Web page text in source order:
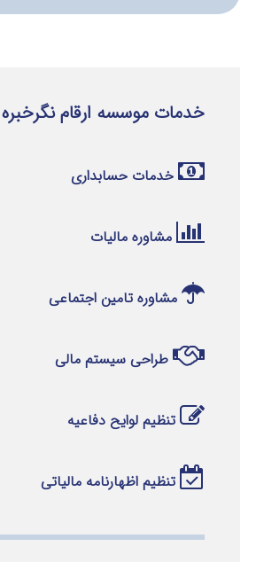
خدمات موسسه ارقام نگرخبره
خدمات حسابداری
مشاوره مالیات
مشاوره تامین اجتماعی
طراحی سیستم مالی
تنظیم لوایح دفاعیه
تنظیم اظهارنامه مالیاتی